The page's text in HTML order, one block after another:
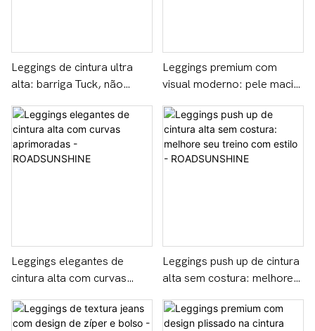
Leggings de cintura ultra
alta: barriga Tuck, não
ROADSUNSHINE
Leggings premium com
visual moderno: pele macia
ROADSUNSHINE
Leggings elegantes de
cintura alta com curvas
ROADSUNSHINE
Leggings push up de cintura
alta sem costura: melhore
ROADSUNSHINE